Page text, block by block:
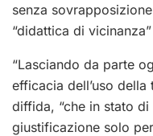
senza
“didattica di
“Lasciando da parte
efficacia dell’uso della
diffida, “che in stato
giustificazione solo